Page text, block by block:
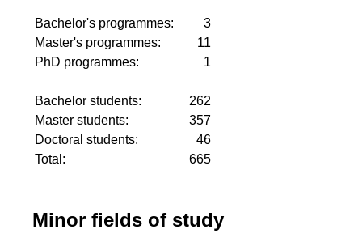
Bachelor's programmes:
3
Master's programmes:
11
PhD programmes:
1
Bachelor students:
262
Master students:
357
Doctoral students:
46
Total:
665
Minor fields of study